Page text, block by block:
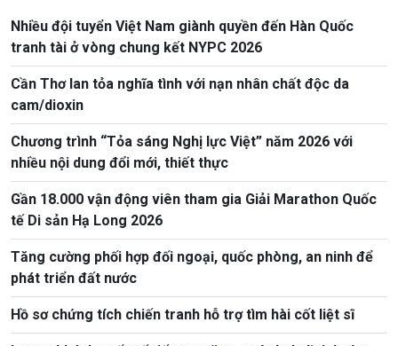
Nhiều đội tuyển Việt Nam giành quyền đến Hàn Quốc
tranh tài ở vòng chung kết NYPC 2026
Cần Thơ lan tỏa nghĩa tình với nạn nhân chất độc da
cam/dioxin
Chương trình “Tỏa sáng Nghị lực Việt” năm 2026 với
nhiều nội dung đổi mới, thiết thực
Gần 18.000 vận động viên tham gia Giải Marathon Quốc
tế Di sản Hạ Long 2026
Tăng cường phối hợp đối ngoại, quốc phòng, an ninh để
phát triển đất nước
Hồ sơ chứng tích chiến tranh hỗ trợ tìm hài cốt liệt sĩ